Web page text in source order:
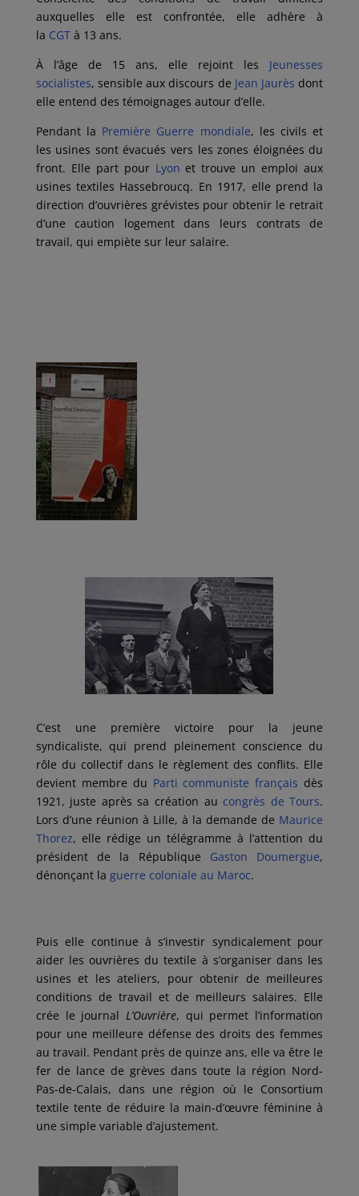
auxquelles elle est confrontée, elle adhère à
la CGTà 13 ans.
À l’âge de 15 ans, elle rejoint les Jeunesses
socialistes, sensible aux discours de Jean Jaurès dont
elle entend des témoignages autour d’elle.
Pendant la Première Guerre mondiale, les civils et
les usines sont évacués vers les zones éloignées du
front. Elle part pour Lyon et trouve un emploi aux
usines textiles Hassebroucq. En 1917, elle prend la
direction d’ouvrières grévistes pour obtenir le retrait
d’une caution logement dans leurs contrats de
travail, qui empiète sur leur salaire.
C’est une première victoire pour la jeune
syndicaliste, qui prend pleinement conscience du
rôle du collectif dans le règlement des conflits. Elle
devient membre du Parti communiste français dès
1921, juste après sa création au congrès de Tours.
Lors d’une réunion à Lille, à la demande de Maurice
Thorez, elle rédige un télégramme à l’attention du
président de la République Gaston Doumergue,
dénonçant la guerre coloniale au Maroc.
Puis elle continue à s’investir syndicalement pour
aider les ouvrières du textile à s’organiser dans les
usines et les ateliers, pour obtenir de meilleures
conditions de travail et de meilleurs salaires. Elle
crée le journal L’Ouvrière, qui permet l’information
pour une meilleure défense des droits des femmes
au travail. Pendant près de quinze ans, elle va être le
fer de lance de grèves dans toute la région Nord-
Pas-de-Calais, dans une région où le Consortium
textile tente de réduire la main-d’œuvre féminine à
une simple variable d’ajustement.